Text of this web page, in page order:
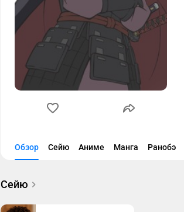
Обзор Сейю Аниме Манга Ранобэ
Сейю